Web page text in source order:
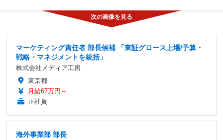
マーケティング責任者 部長候補 「東証グロース上場/予算・
戦略・マネジメントを統括」
株式会社メディア工房
東京都
月給67万円～
正社員
海外事業部 部長